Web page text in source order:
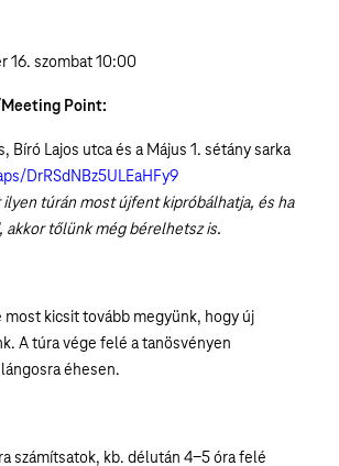
16. szombat 10:00
Point:
Bíró Lajos utca és a Május 1. sétány sarka
DrRSdNBz5ULEaHFy9
túrán most újfent kipróbálhatja, és ha
akkor tőlünk még bérelhetsz is.
most kicsit tovább megyünk, hogy új
A túra vége felé a tanösvényen
éhesen.
számítsatok, kb. délután 4-5 óra felé